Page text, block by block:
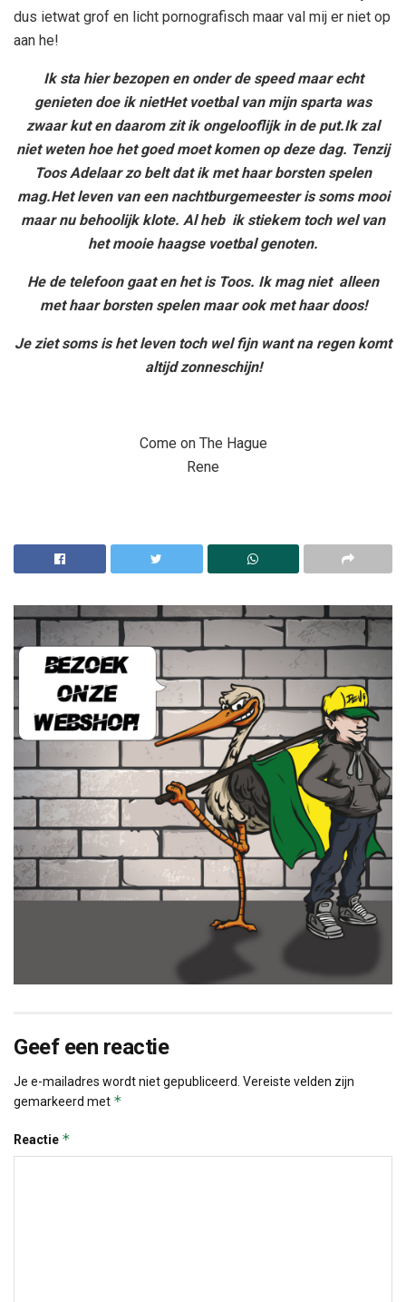
dus ietwat grof en licht pornografisch maar val mij er niet op
aan he!
Ik sta hier bezopen en onder de speed maar echt
genieten doe ik nietHet voetbal van mijn sparta was
zwaar kut en daarom zit ik ongelooflijk in de put.Ik zal
niet weten hoe het goed moet komen op deze dag. Tenzij
Toos Adelaar zo belt dat ik met haar borsten spelen
mag.Het leven van een nachtburgemeester is soms mooi
maar nu behoolijk klote. Al heb ik stiekem toch wel van
het mooie haagse voetbal genoten.
He de telefoon gaat en het is Toos. Ik mag niet alleen
met haar borsten spelen maar ook met haar doos!
Je ziet soms is het leven toch wel fijn want na regen komt
altijd zonneschijn!
Come on The Hague
Rene
Geef een reactie
Je e-mailadres wordt niet gepubliceerd. Vereiste velden zijn
gemarkeerd met *
Reactie *